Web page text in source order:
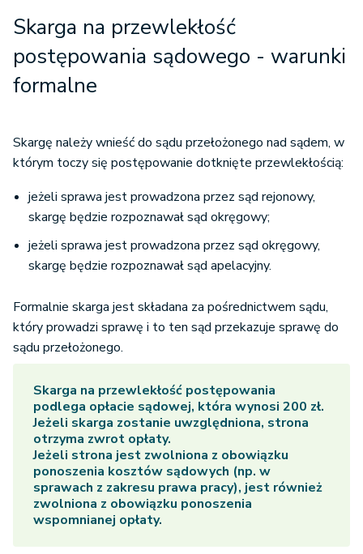
Skarga na przewlekłość
postępowania sądowego - warunki
formalne
Skargę należy wnieść do sądu przełożonego nad sądem, w
którym toczy się postępowanie dotknięte przewlekłością:
jeżeli sprawa jest prowadzona przez sąd rejonowy,
skargę będzie rozpoznawał sąd okręgowy;
jeżeli sprawa jest prowadzona przez sąd okręgowy,
skargę będzie rozpoznawał sąd apelacyjny.
Formalnie skarga jest składana za pośrednictwem sądu,
który prowadzi sprawę i to ten sąd przekazuje sprawę do
sądu przełożonego.
Skarga na przewlekłość postępowania
podlega opłacie sądowej, która wynosi 200 zł.
Jeżeli skarga zostanie uwzględniona, strona
otrzyma zwrot opłaty.
Jeżeli strona jest zwolniona z obowiązku
ponoszenia kosztów sądowych (np. w
sprawach z zakresu prawa pracy), jest również
zwolniona z obowiązku ponoszenia
wspomnianej opłaty.